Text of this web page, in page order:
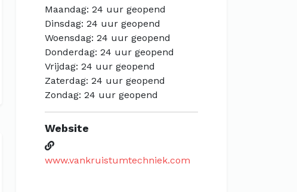
Maandag: 24 uur geopend
Dinsdag: 24 uur geopend
Woensdag: 24 uur geopend
Donderdag: 24 uur geopend
Vrijdag: 24 uur geopend
Zaterdag: 24 uur geopend
Zondag: 24 uur geopend
Website
www.vankruistumtechniek.com